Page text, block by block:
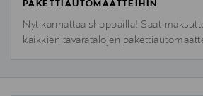
PAKETTIAUTOMAATTEIHIN
Nyt kannattaa shoppailla! Saat
kaikkien tavaratalojen